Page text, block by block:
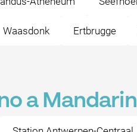
Waasdonk Ertbrugge
a Mandarin